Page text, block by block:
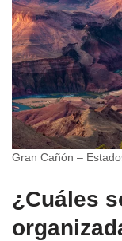
Gran Cañón –
¿Cuáles